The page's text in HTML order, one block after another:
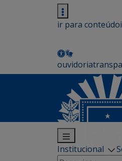
ir para conteúdo
ouvidoria
Institucional